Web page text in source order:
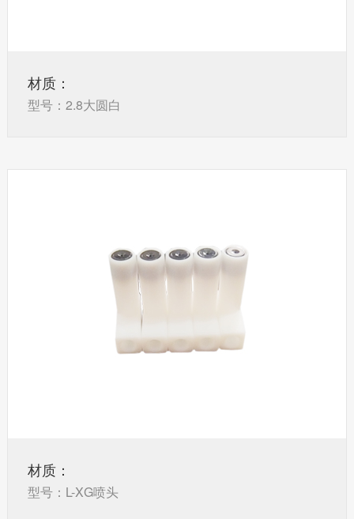
材质：
型号：2.8大圆白
材质：
型号：L-XG喷头